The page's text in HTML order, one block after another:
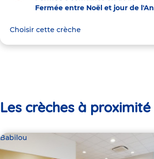
Fermée entre Noël et jour de l'An
Choisir cette crèche
Les crèches à proximité
Babilou